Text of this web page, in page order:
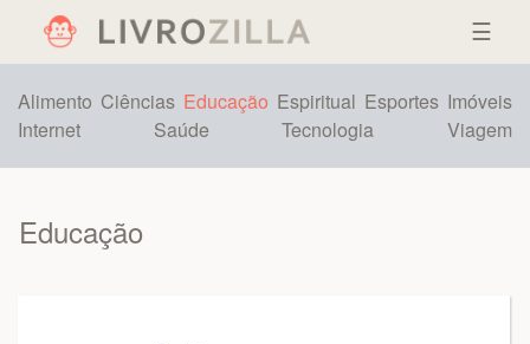
☰
Alimento Ciências Educação Espiritual Esportes Imóveis
Internet
Saúde Tecnologia Viagem
Educação